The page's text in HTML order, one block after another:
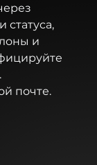
и
почте.